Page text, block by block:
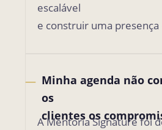
escalável
e construir uma
Minha agenda não
os
clientes os
—
A Mentoria Signature foi